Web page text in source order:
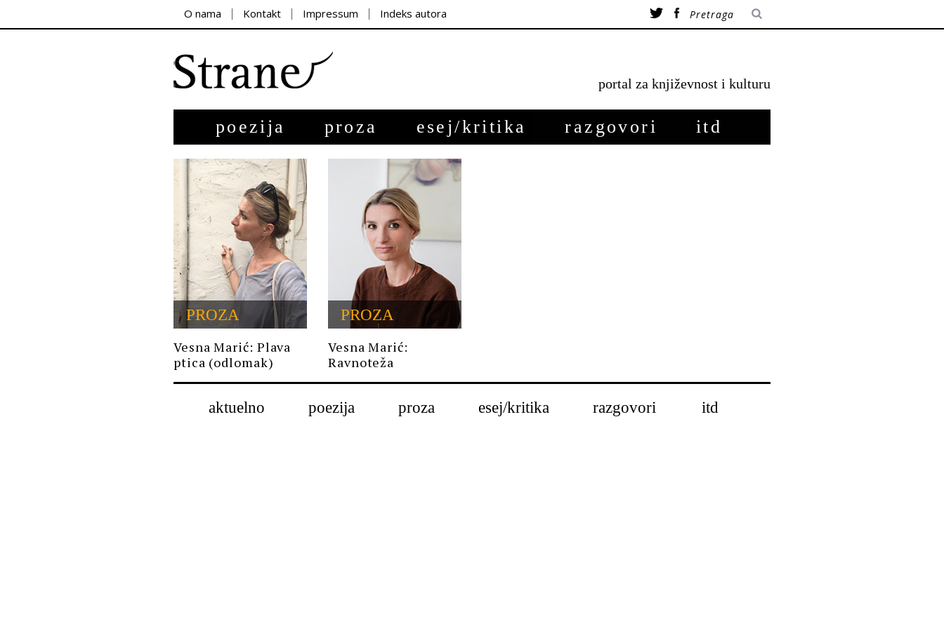
O nama Kontakt Impressum Indeks autora
portal za književnost i kulturu
poezija proza esej/kritika razgovori itd
PROZA
Vesna Marić: Plava
ptica (odlomak)
PROZA
Vesna Marić:
Ravnoteža
aktuelno poezija proza esej/kritika razgovori itd